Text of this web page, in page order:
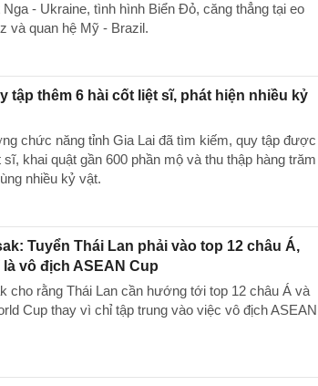
- Ukraine, tình hình Biển Đỏ, căng thẳng tại eo
và quan hệ Mỹ - Brazil.
tập thêm 6 hài cốt liệt sĩ, phát hiện nhiều kỷ
chức năng tỉnh Gia Lai đã tìm kiếm, quy tập được
sĩ, khai quật gần 600 phần mộ và thu thập hàng trăm
nhiều kỷ vật.
Tuyển Thái Lan phải vào top 12 châu Á,
vô địch ASEAN Cup
cho rằng Thái Lan cần hướng tới top 12 châu Á và
Cup thay vì chỉ tập trung vào việc vô địch ASEAN